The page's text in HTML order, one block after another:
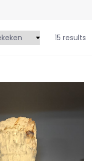
15 results